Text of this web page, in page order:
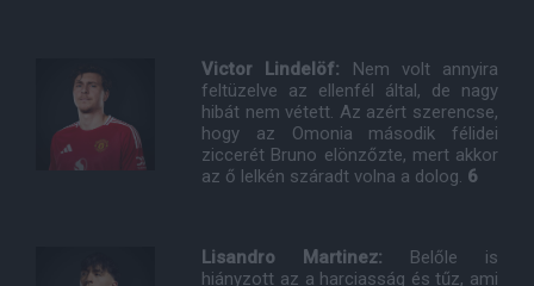
Victor Lindelöf: Nem volt annyira
feltüzelve az ellenfél által, de nagy
hibát nem vétett. Az azért szerencse,
hogy az Omonia második félidei
ziccerét Bruno elönzőzte, mert akkor
az ő lelkén száradt volna a dolog. 6
Lisandro Martinez: Belőle is
hiányzott az a harciasság és tűz, ami